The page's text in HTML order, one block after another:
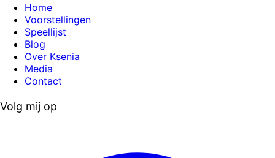
Home
Voorstellingen
Speellijst
Blog
Over Ksenia
Media
Contact
Volg mij op